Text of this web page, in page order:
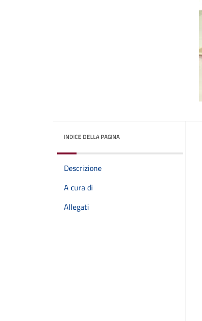
INDICE DELLA PAGINA
Descrizione
A cura di
Allegati